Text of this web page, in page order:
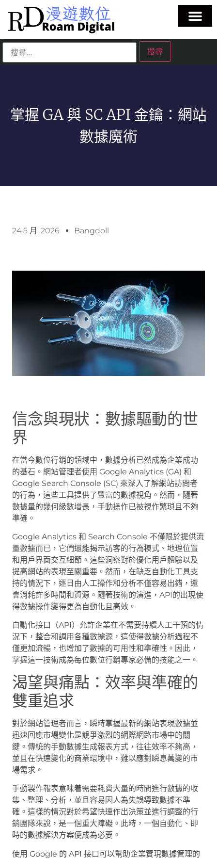
掌握 GA 與 SC API 金鑰：網站
數據魔術
24 5 月, 2026 Bangdoll
信念與現狀：數據驅動的世
界
在當今數位行銷的領域中，數據分析已然成為企業成功
的基石。網站管理者使用 Google Analytics (GA) 和
Google Search Console (SC) 來深入了解網站訪問者
的行為，這些工具提供了豐富的數據視角。然而，隨著
數據量的幾何級數增長，手動操作已被視作繁瑣且不夠
準確。
Google Analytics 和 Search Console 不僅限於提供流
量數據而已，它們還能揭示訪客的行為模式、地理位置
和用戶界面交互細節。這些洞察對於優化用戶體驗以及
提高網站的表現至關重要。然而，在缺乏自動化工具支
持的情況下，逐日由人工操作和分析不僅容易出錯，還
會消耗許多時間和資源。隨著技術的演進，API的出現使
得數據操作變得更為自動化且高效。
自動化接口（API）允許企業在不需要持續人工干預的情
況下，整合和調用各種數據源，這使得數據分析過程不
僅更加流暢，也增加了數據的可用性和準確性。因此，
掌握這一技術成為每位數位行銷專家必備的技能之一。
渴望與痛點：效率與準確的
雙重追求
對於網站管理者而言，瞬時掌握最新的網站表現數據並
迅速回應市場變化是競爭激烈的網際網路市場中的關
鍵。傳統的手動數據生成報表方式，往往效率不夠高，
並且在快速變化的商業環境中，難以應對瞬息萬變的市
場需求。
手動製作報表意味着需要耗費大量的時間進行數據的收
集、整理、分析，並且容易因人為失誤導致數據不準
確。這樣的情況對於希望快速作出決策並進行調整的行
銷團隊來說，是一個重大障礙。此時，一個自動化、即
時的數據解決方案便成為必要。
使用 Google 的 API 接口可以幫助企業實現數據管理的